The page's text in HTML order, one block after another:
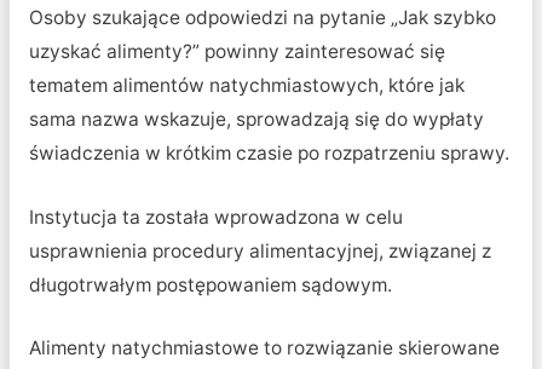
Osoby szukające odpowiedzi na pytanie „Jak szybko
uzyskać alimenty?” powinny zainteresować się
tematem alimentów natychmiastowych, które jak
sama nazwa wskazuje, sprowadzają się do wypłaty
świadczenia w krótkim czasie po rozpatrzeniu sprawy.
Instytucja ta została wprowadzona w celu
usprawnienia procedury alimentacyjnej, związanej z
długotrwałym postępowaniem sądowym.
Alimenty natychmiastowe to rozwiązanie skierowane